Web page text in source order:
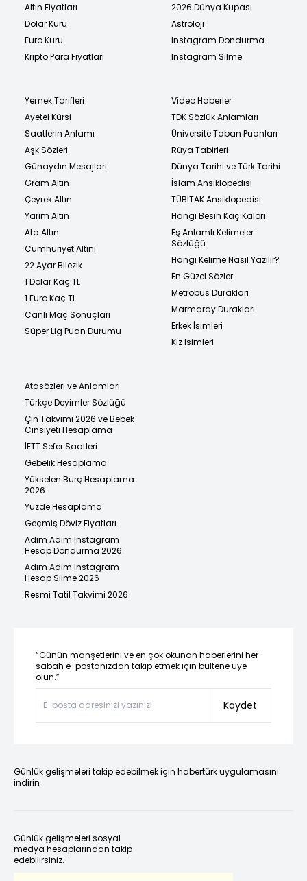
Altın Fiyatları
Dolar Kuru
Euro Kuru
Kripto Para Fiyatları
2026 Dünya Kupası
Astroloji
Instagram Dondurma
Instagram Silme
Yemek Tarifleri
Ayetel Kürsi
Saatlerin Anlamı
Aşk Sözleri
Günaydın Mesajları
Gram Altın
Çeyrek Altın
Yarım Altın
Ata Altın
Cumhuriyet Altını
22 Ayar Bilezik
1 Dolar Kaç TL
1 Euro Kaç TL
Canlı Maç Sonuçları
Süper Lig Puan Durumu
Video Haberler
TDK Sözlük Anlamları
Üniversite Taban Puanları
Rüya Tabirleri
Dünya Tarihi ve Türk Tarihi
İslam Ansiklopedisi
TÜBİTAK Ansiklopedisi
Hangi Besin Kaç Kalori
Eş Anlamlı Kelimeler
Sözlüğü
Hangi Kelime Nasıl Yazılır?
En Güzel Sözler
Metrobüs Durakları
Marmaray Durakları
Erkek İsimleri
Kız İsimleri
Atasözleri ve Anlamları
Türkçe Deyimler Sözlüğü
Çin Takvimi 2026 ve Bebek
Cinsiyeti Hesaplama
İETT Sefer Saatleri
Gebelik Hesaplama
Yükselen Burç Hesaplama
2026
Yüzde Hesaplama
Geçmiş Döviz Fiyatları
Adım Adım Instagram
Hesap Dondurma 2026
Adım Adım Instagram
Hesap Silme 2026
Resmi Tatil Takvimi 2026
“Günün manşetlerini ve en çok okunan haberlerini her
sabah e-postanızdan takip etmek için bültene üye
olun.”
Kaydet
Günlük gelişmeleri takip edebilmek için habertürk uygulamasını
indirin
Günlük gelişmeleri sosyal
medya hesaplarından takip
edebilirsiniz.